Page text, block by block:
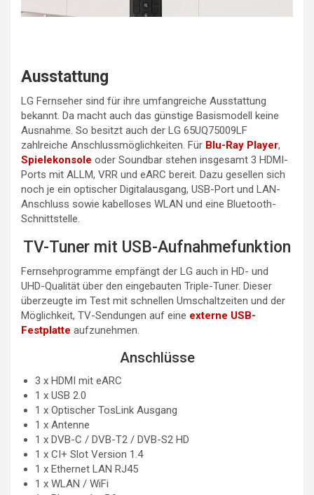
Ausstattung
LG Fernseher sind für ihre umfangreiche Ausstattung
bekannt. Da macht auch das günstige Basismodell keine
Ausnahme. So besitzt auch der LG 65UQ75009LF
zahlreiche Anschlussmöglichkeiten. Für Blu-Ray Player,
Spielekonsole oder Soundbar stehen insgesamt 3 HDMI-
Ports mit ALLM, VRR und eARC bereit. Dazu gesellen sich
noch je ein optischer Digitalausgang, USB-Port und LAN-
Anschluss sowie kabelloses WLAN und eine Bluetooth-
Schnittstelle.
TV-Tuner mit USB-Aufnahmefunktion
Fernsehprogramme empfängt der LG auch in HD- und
UHD-Qualität über den eingebauten Triple-Tuner. Dieser
überzeugte im Test mit schnellen Umschaltzeiten und der
Möglichkeit, TV-Sendungen auf eine externe USB-
Festplatte aufzunehmen.
Anschlüsse
3 x HDMI mit eARC
1 x USB 2.0
1 x Optischer TosLink Ausgang
1 x Antenne
1 x DVB-C / DVB-T2 / DVB-S2 HD
1 x CI+ Slot Version 1.4
1 x Ethernet LAN RJ45
1 x WLAN / WiFi